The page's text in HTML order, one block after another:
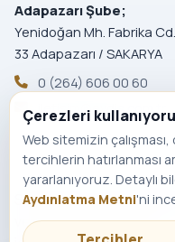
Adapazarı Şube;
Yenidoğan Mh. Fabrika
33 Adapazarı / SAKARYA
0 (264) 606 00 60
iletisim@evdis.com.tr
© 2026 Ev Diş Ağız ve Diş
Sitemizde yer alan
ve tedavisinde
Çerezleri
Web sitemizin
tercihlerin hatırlanması
yararlanıyoruz. Detaylı
Aydınlatma Metni'ni